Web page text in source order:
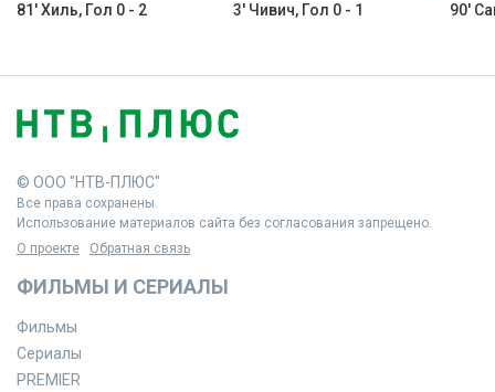
81' Хиль, Гол 0 - 2 3' Чивич, Гол 0 - 1 90'
© ООО "НТВ-ПЛЮС"
Все права сохранены.
Использование материалов сайта без согласования запрещено.
О проекте
Обратная связь
ФИЛЬМЫ И СЕРИАЛЫ
Фильмы
Сериалы
PREMIER